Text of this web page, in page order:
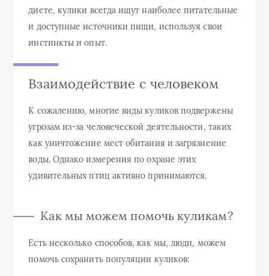
диете, кулики всегда ищут наиболее питательные
и доступные источники пищи, используя свои
инстинкты и опыт.
Взаимодействие с человеком
К сожалению, многие виды куликов подвержены
угрозам из-за человеческой деятельности, таких
как уничтожение мест обитания и загрязнение
воды. Однако измерения по охране этих
удивительных птиц активно принимаются.
Как мы можем помочь куликам?
Есть несколько способов, как мы, люди, можем
помочь сохранить популяции куликов: